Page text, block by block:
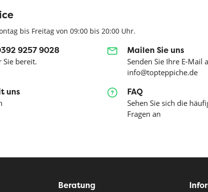
bis Freitag von 09:00 bis 20:00 Uhr.
9257 9028
bereit.
Mailen Sie uns
Senden Sie Ihre E-Mail
info@topteppiche.de
uns FAQ
Sehen Sie sich die
Fragen an
Beratung